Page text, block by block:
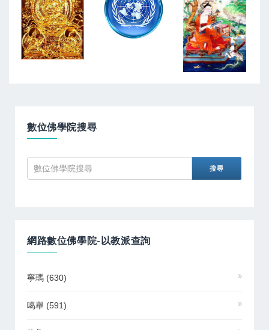
數位佛學院搜尋
網路數位佛學院-以教派查詢
寧瑪 (630)
噶舉 (591)